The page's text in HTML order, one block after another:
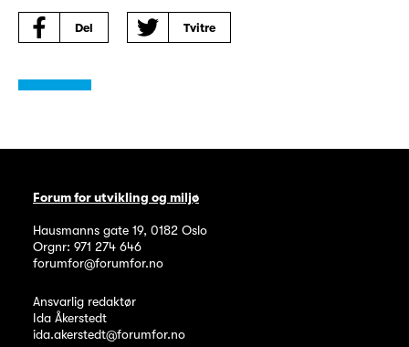
Del Tvitre
Forum for utvikling og miljø
Hausmanns gate 19, 0182 Oslo
Orgnr: 971 274 646
forumfor@forumfor.no
Ansvarlig redaktør
Ida Åkerstedt
ida.akerstedt@forumfor.no